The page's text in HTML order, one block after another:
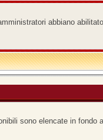
abbiano
sono elencate in fondo